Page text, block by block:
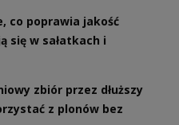
co poprawia jakość
się w sałatkach i
zbiór przez dłuższy
z plonów bez